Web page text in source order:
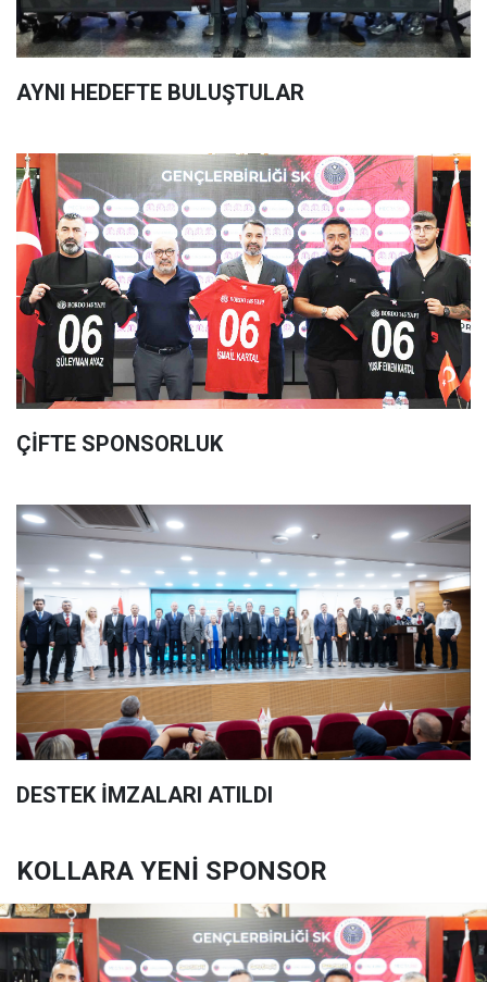
AYNI HEDEFTE BULUŞTULAR
ÇİFTE SPONSORLUK
DESTEK İMZALARI ATILDI
KOLLARA YENİ SPONSOR